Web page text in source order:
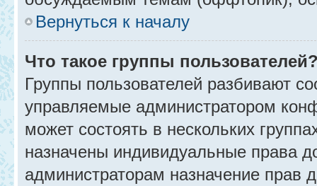
Вернуться к началу
Что такое группы
Группы пользователей разбивают
управляемые администратором
может состоять в нескольких
назначены индивидуальные права
администраторам назначение прав